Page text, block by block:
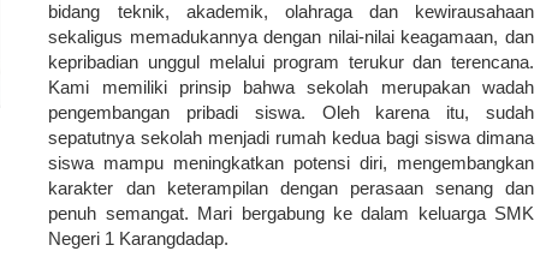
bidang teknik, akademik, olahraga dan kewirausahaan
sekaligus memadukannya dengan nilai-nilai keagamaan, dan
kepribadian unggul melalui program terukur dan terencana.
Kami memiliki prinsip bahwa sekolah merupakan wadah
pengembangan pribadi siswa. Oleh karena itu, sudah
sepatutnya sekolah menjadi rumah kedua bagi siswa dimana
siswa mampu meningkatkan potensi diri, mengembangkan
karakter dan keterampilan dengan perasaan senang dan
penuh semangat. Mari bergabung ke dalam keluarga SMK
Negeri 1 Karangdadap.